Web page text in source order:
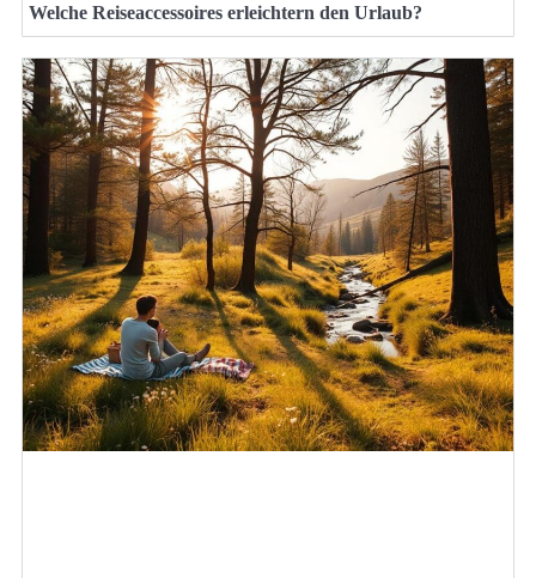
Welche Reiseaccessoires erleichtern den Urlaub?